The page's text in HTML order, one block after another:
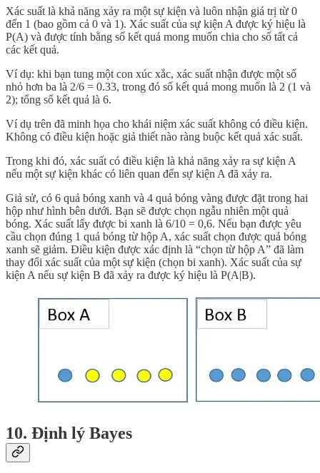
Xác suất là khả năng xảy ra một sự kiện và luôn nhận giá trị từ 0
đến 1 (bao gồm cả 0 và 1). Xác suất của sự kiện A được ký hiệu là
P(A) và được tính bằng số kết quả mong muốn chia cho số tất cả
các kết quả.
Ví dụ: khi bạn tung một con xúc xắc, xác suất nhận được một số
nhỏ hơn ba là 2/6 = 0.33, trong đó số kết quả mong muốn là 2 (1 và
2); tổng số kết quả là 6.
Ví dụ trên đã minh họa cho khái niệm xác suất không có điều kiện.
Không có điều kiện hoặc giả thiết nào ràng buộc kết quả xác suất.
Trong khi đó, xác suất có điều kiện là khả năng xảy ra sự kiện A
nếu một sự kiện khác có liên quan đến sự kiện A đã xảy ra.
Giả sử, có 6 quả bóng xanh và 4 quả bóng vàng được đặt trong hai
hộp như hình bên dưới. Bạn sẽ được chọn ngẫu nhiên một quả
bóng. Xác suất lấy được bi xanh là 6/10 = 0,6. Nếu bạn được yêu
cầu chọn đúng 1 quả bóng từ hộp A, xác suất chọn được quả bóng
xanh sẽ giảm. Điều kiện được xác định là “chọn từ hộp A” đã làm
thay đổi xác suất của một sự kiện (chọn bi xanh). Xác suất của sự
kiện A nếu sự kiện B đã xảy ra được ký hiệu là P(A|B).
10. Định lý Bayes